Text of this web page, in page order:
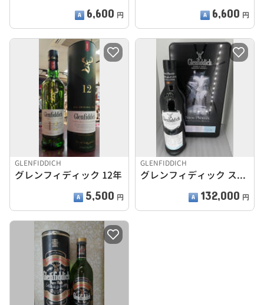
6,600 円 6,600 円
GLENFIDDICH
グレンフィディック 12年
5,500 円
GLENFIDDICH
グレンフィディック スノーフェニックス
132,000 円